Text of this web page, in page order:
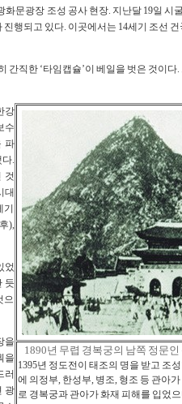
화문광장 조성 공사 현장. 지난달 19일 시
행되고 있다. 이곳에서는 14세기 조선
간직한 ‘타임캡슐’이 베일을 벗은 것이다
1890년 무렵 경복궁의 남쪽 정문
1395년 정도전이 태조의 명을 받고 조
에 의정부, 한성부, 병조, 형조 등 관아
로 경복궁과 관아가 화재 피해를 입었
강
수
파
.
것
대
),
었
듯
으
을
을
러
광